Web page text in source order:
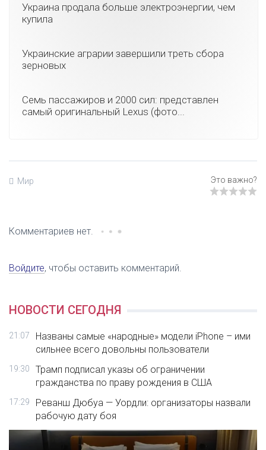
Украина продала больше электроэнергии, чем
купила
Украинские аграрии завершили треть сбора
зерновых
Семь пассажиров и 2000 сил: представлен
самый оригинальный Lexus (фото...
Мир
Комментариев нет.
Войдите, чтобы оставить комментарий.
НОВОСТИ СЕГОДНЯ
21:07
Названы самые «народные» модели iPhone – ими
сильнее всего довольны пользователи
19:30
Трамп подписал указы об ограничении
гражданства по праву рождения в США
17:29
Реванш Дюбуа — Уордли: организаторы назвали
рабочую дату боя